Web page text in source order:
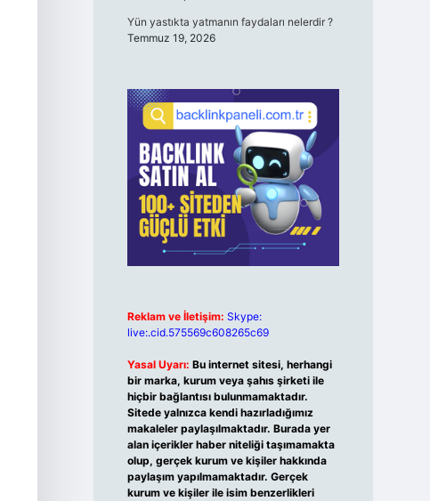
Yün yastıkta yatmanın faydaları nelerdir ?
Temmuz 19, 2026
Reklam ve İletişim: Skype:
live:.cid.575569c608265c69
Yasal Uyarı: Bu internet sitesi, herhangi
bir marka, kurum veya şahıs şirketi ile
hiçbir bağlantısı bulunmamaktadır.
Sitede yalnızca kendi hazırladığımız
makaleler paylaşılmaktadır. Burada yer
alan içerikler haber niteliği taşımamakta
olup, gerçek kurum ve kişiler hakkında
paylaşım yapılmamaktadır. Gerçek
kurum ve kişiler ile isim benzerlikleri